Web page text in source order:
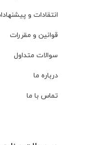
انتقادات و
قوانین و مقررات
سوالات متداول
درباره ما
تماس با ما